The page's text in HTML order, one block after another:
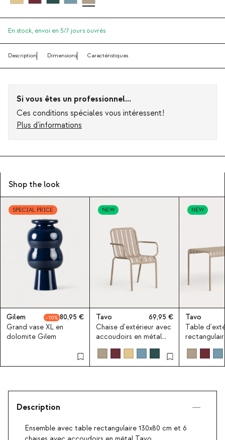
En stock, envoi en 5/7 jours ouvrés
Description Dimensions Caractéristiques
Si vous êtes un professionnel...
Ces conditions spéciales vous intéressent!
Plus d'informations
Shop the look
SPECIAL PRICE
Gilem 10
80,95
Grand vase XL en
dolomite Gilem
NEW
Tavo
69,95
Chaise d'extérieur avec
accoudoirs en métal
Tavo
NEW
Tavo
Table
cm en
Description
Ensemble avec table rectangulaire 130x80 cm et 6